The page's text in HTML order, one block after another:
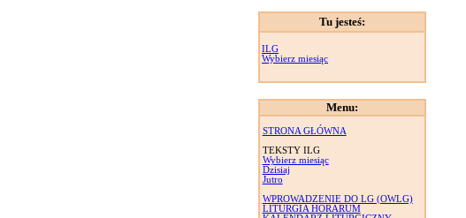
Tu jesteś:
ILG
Wybierz miesiąc
Menu:
STRONA GŁÓWNA
TEKSTY ILG
Wybierz miesiąc
Dzisiaj
Jutro
WPROWADZENIE DO LG (OWLG)
LITURGIA HORARUM